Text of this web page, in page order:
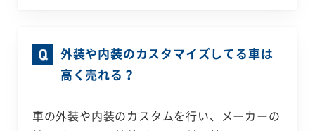
外装や内装のカスタマイズしてる車は
高く売れる？
車の外装や内装のカスタムを行い、メーカーの